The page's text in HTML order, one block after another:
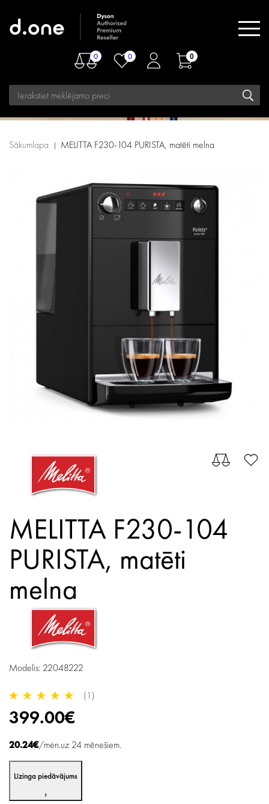
0 0 0
Sākumlapa MELITTA F230-104 PURISTA, matēti melna
MELITTA F230-104
PURISTA, matēti
melna
Modelis: 22048222
(1)
399.00€
20.24€/mėn.uz 24 mēnešiem.
Līzinga piedāvājums
›